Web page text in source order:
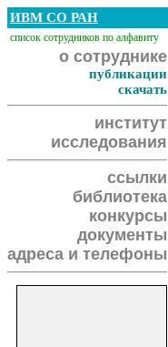
ИВМ СО РАН
список сотрудников по алфавиту
о сотруднике
публикации
скачать
институт
исследования
ссылки
библиотека
конкурсы
документы
адреса и телефоны